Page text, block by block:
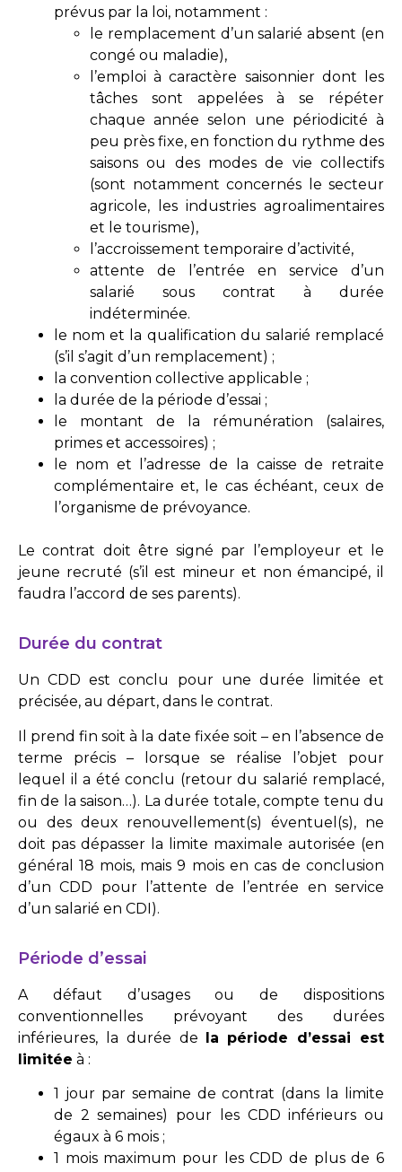
prévus par la loi, notamment :
le remplacement d’un salarié absent (en
congé ou maladie),
l’emploi à caractère saisonnier dont les
tâches sont appelées à se répéter
chaque année selon une périodicité à
peu près fixe, en fonction du rythme des
saisons ou des modes de vie collectifs
(sont notamment concernés le secteur
agricole, les industries agroalimentaires
et le tourisme),
l’accroissement temporaire d’activité,
attente de l’entrée en service d’un
salarié sous contrat à durée
indéterminée.
le nom et la qualification du salarié remplacé
(s’il s’agit d’un remplacement) ;
la convention collective applicable ;
la durée de la période d’essai ;
le montant de la rémunération (salaires,
primes et accessoires) ;
le nom et l’adresse de la caisse de retraite
complémentaire et, le cas échéant, ceux de
l’organisme de prévoyance.
Le contrat doit être signé par l’employeur et le
jeune recruté (s’il est mineur et non émancipé, il
faudra l’accord de ses parents).
Durée du contrat
Un CDD est conclu pour une durée limitée et
précisée, au départ, dans le contrat.
Il prend fin soit à la date fixée soit – en l’absence de
terme précis – lorsque se réalise l’objet pour
lequel il a été conclu (retour du salarié remplacé,
fin de la saison…). La durée totale, compte tenu du
ou des deux renouvellement(s) éventuel(s), ne
doit pas dépasser la limite maximale autorisée (en
général 18 mois, mais 9 mois en cas de conclusion
d’un CDD pour l’attente de l’entrée en service
d’un salarié en CDI).
Période d’essai
A défaut d’usages ou de dispositions
conventionnelles prévoyant des durées
inférieures, la durée de la période d’essai est
limitée à :
1 jour par semaine de contrat (dans la limite
de 2 semaines) pour les CDD inférieurs ou
égaux à 6 mois ;
1 mois maximum pour les CDD de plus de 6